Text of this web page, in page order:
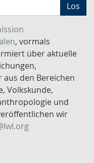
Los
, vormals
über aktuelle
den Bereichen
Volkskunde,
und
wir